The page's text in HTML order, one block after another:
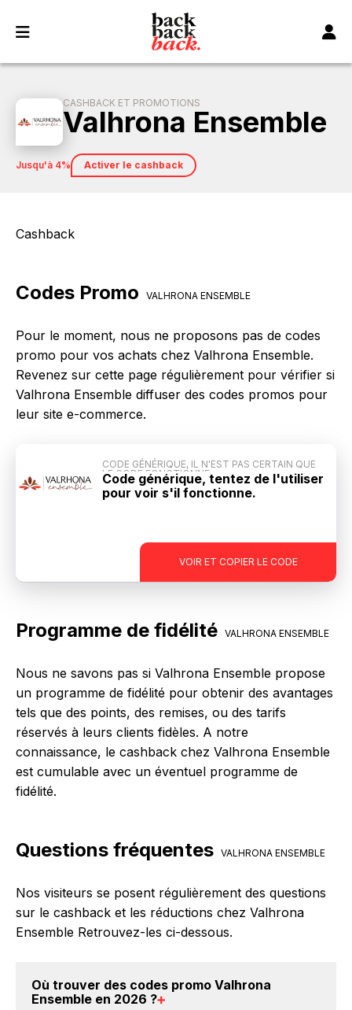
CASHBACK ET PROMOTIONS
Valhrona Ensemble
jusqu'à 4% Activer le cashback
Cashback
Codes Promo VALHRONA ENSEMBLE
Pour le moment, nous ne proposons pas de codes
promo pour vos achats chez Valhrona Ensemble.
Revenez sur cette page régulièrement pour vérifier si
Valhrona Ensemble diffuser des codes promos pour
leur site e-commerce.
VOIR ET COPIER LE CODE
CODE GÉNÉRIQUE, IL N'EST PAS CERTAIN QUE
LE CODE FONCTIONNE
Code générique, tentez de l'utiliser
pour voir s'il fonctionne.
Programme de fidélité VALHRONA ENSEMBLE
Nous ne savons pas si Valhrona Ensemble propose
un programme de fidélité pour obtenir des avantages
tels que des points, des remises, ou des tarifs
réservés à leurs clients fidèles. A notre
connaissance, le cashback chez Valhrona Ensemble
est cumulable avec un éventuel programme de
fidélité.
Questions fréquentes VALHRONA ENSEMBLE
Nos visiteurs se posent régulièrement des questions
sur le cashback et les réductions chez Valhrona
Ensemble Retrouvez-les ci-dessous.
Où trouver des codes promo Valhrona
Ensemble en 2026 ?